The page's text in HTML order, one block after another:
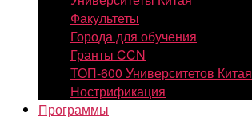
Факультеты
Города для обучения
Гранты CCN
ТОП-600 Университетов Китая
Нострификация
Программы